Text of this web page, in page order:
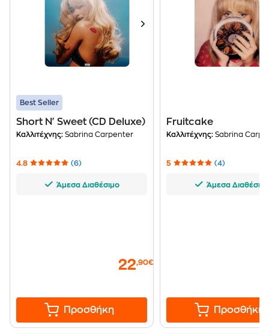
Best Seller
Short N' Sweet (CD Deluxe)
Καλλιτέχνης: Sabrina Carpenter
4.8 (6)
Άμεσα Διαθέσιμο
22,90€
Προσθήκη
Fruitcake
Καλλιτέχνης: Sabrina
5 (4)
Άμεσα Διαθέσιμο
Προσθήκη